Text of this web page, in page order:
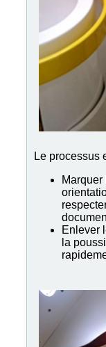
Le processus
Enlever
la